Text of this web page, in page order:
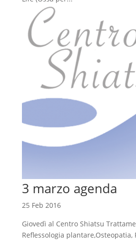
3 marzo agenda
25 Feb 2016
Giovedì al Centro Shiatsu
Reflessologia plantare,Osteopatia,